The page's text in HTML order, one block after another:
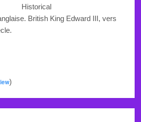
Historical
British King Edward III, vers
.
)